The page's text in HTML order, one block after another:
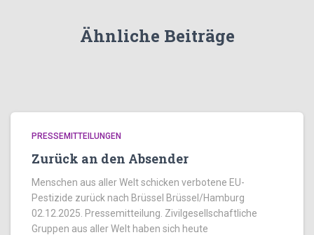
Ähnliche Beiträge
PRESSEMITTEILUNGEN
Zurück an den Absender
Menschen aus aller Welt schicken verbotene EU-
Pestizide zurück nach Brüssel Brüssel/Hamburg
02.12.2025. Pressemitteilung. Zivilgesellschaftliche
Gruppen aus aller Welt haben sich heute